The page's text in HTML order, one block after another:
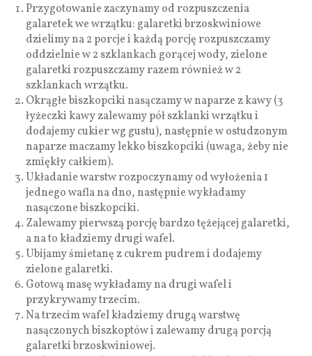
Przygotowanie zaczynamy od rozpuszczenia
galaretek we wrzątku: galaretki brzoskwiniowe
dzielimy na 2 porcje i każdą porcję rozpuszczamy
oddzielnie w 2 szklankach gorącej wody, zielone
galaretki rozpuszczamy razem również w 2
szklankach wrzątku.
Okrągłe biszkopciki nasączamy w naparze z kawy (3
łyżeczki kawy zalewamy pół szklanki wrzątku i
dodajemy cukier wg gustu), następnie w ostudzonym
naparze maczamy lekko biszkopciki (uwaga, żeby nie
zmiękły całkiem).
Układanie warstw rozpoczynamy od wyłożenia 1
jednego wafla na dno, następnie wykładamy
nasączone biszkopciki.
Zalewamy pierwszą porcję bardzo tężejącej galaretki,
a na to kładziemy drugi wafel.
Ubijamy śmietanę z cukrem pudrem i dodajemy
zielone galaretki.
Gotową masę wykładamy na drugi wafel i
przykrywamy trzecim.
Na trzecim wafel kładziemy drugą warstwę
nasączonych biszkoptów i zalewamy drugą porcją
galaretki brzoskwiniowej.